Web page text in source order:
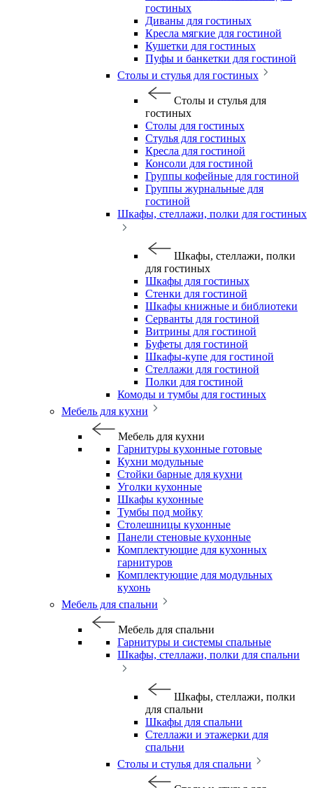
гостиных
Диваны для гостиных
Кресла мягкие для гостиной
Кушетки для гостиных
Пуфы и банкетки для гостиной
Столы и стулья для гостиных
Столы и стулья для
гостиных
Столы для гостиных
Стулья для гостиных
Кресла для гостиной
Консоли для гостиной
Группы кофейные для гостиной
Группы журнальные для
гостиной
Шкафы, стеллажи, полки для гостиных
Шкафы, стеллажи, полки
для гостиных
Шкафы для гостиных
Стенки для гостиной
Шкафы книжные и библиотеки
Серванты для гостиной
Витрины для гостиной
Буфеты для гостиной
Шкафы-купе для гостиной
Стеллажи для гостиной
Полки для гостиной
Комоды и тумбы для гостиных
Мебель для кухни
Мебель для кухни
Гарнитуры кухонные готовые
Кухни модульные
Стойки барные для кухни
Уголки кухонные
Шкафы кухонные
Тумбы под мойку
Столешницы кухонные
Панели стеновые кухонные
Комплектующие для кухонных
гарнитуров
Комплектующие для модульных
кухонь
Мебель для спальни
Мебель для спальни
Гарнитуры и системы спальные
Шкафы, стеллажи, полки для спальни
Шкафы, стеллажи, полки
для спальни
Шкафы для спальни
Стеллажи и этажерки для
спальни
Столы и стулья для спальни